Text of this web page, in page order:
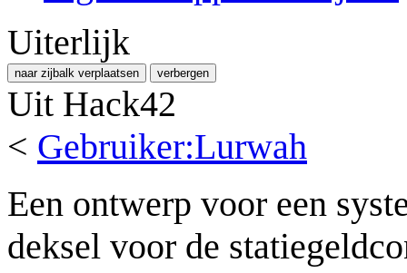
Uiterlijk
naar zijbalk verplaatsen verbergen
Uit Hack42
< Gebruiker:Lurwah
Een ontwerp voor een
deksel voor de